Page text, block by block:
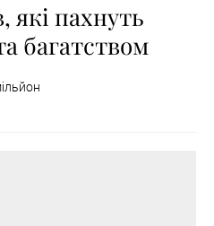
які пахнуть
багатством